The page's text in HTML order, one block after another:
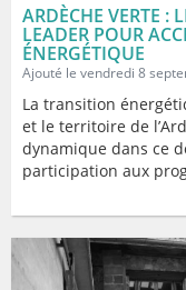
ARDÈCHE VERTE :
LEADER POUR
ÉNERGÉTIQUE
Ajouté le vendredi 8
La transition
et le territoire de
dynamique dans ce
participation aux